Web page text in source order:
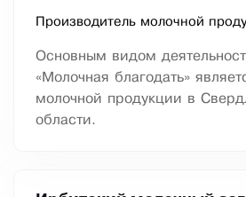
Производитель молочной
Основным видом
«Молочная благодать»
молочной продукции в
области.